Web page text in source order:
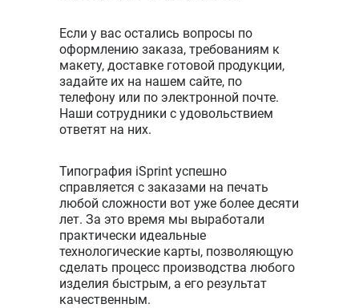
Если у вас остались вопросы по
оформлению заказа, требованиям к
макету, доставке готовой продукции,
задайте их на нашем сайте, по
телефону или по электронной почте.
Наши сотрудники с удовольствием
ответят на них.
Типография iSprint успешно
справляется с заказами на печать
любой сложности вот уже более десяти
лет. За это время мы выработали
практически идеальные
технологические карты, позволяющую
сделать процесс производства любого
изделия быстрым, а его результат
качественным.